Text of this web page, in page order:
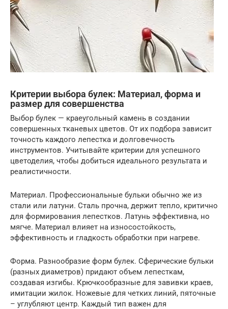
Критерии выбора булек: Материал, форма и
размер для совершенства
Выбор булек — краеугольный камень в создании
совершенных тканевых цветов. От их подбора зависит
точность каждого лепестка и долговечность
инструментов. Учитывайте критерии для успешного
цветоделия, чтобы добиться идеального результата и
реалистичности.
Материал. Профессиональные бульки обычно же из
стали или латуни. Сталь прочна, держит тепло, критично
для формирования лепестков. Латунь эффективна, но
мягче. Материал влияет на износостойкость,
эффективность и гладкость обработки при нагреве.
Форма. Разнообразие форм булек. Сферические бульки
(разных диаметров) придают объем лепесткам,
создавая изгибы. Крючкообразные для завивки краев,
имитации жилок. Ножевые для четких линий, пяточные
– углубляют центр. Каждый тип важен для